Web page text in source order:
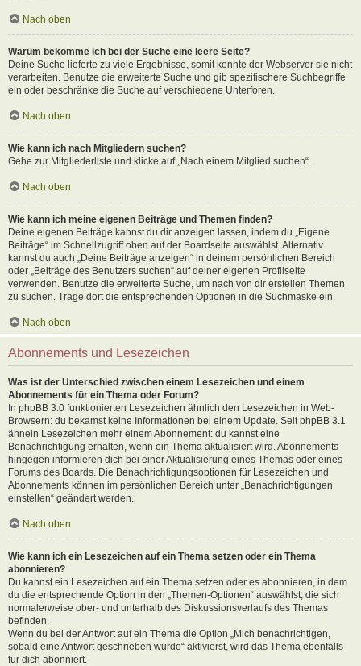
Nach oben
Warum bekomme ich bei der Suche eine leere Seite?
Deine Suche lieferte zu viele Ergebnisse, somit konnte der Webserver sie nicht
verarbeiten. Benutze die erweiterte Suche und gib spezifischere Suchbegriffe
ein oder beschränke die Suche auf verschiedene Unterforen.
Nach oben
Wie kann ich nach Mitgliedern suchen?
Gehe zur Mitgliederliste und klicke auf „Nach einem Mitglied suchen“.
Nach oben
Wie kann ich meine eigenen Beiträge und Themen finden?
Deine eigenen Beiträge kannst du dir anzeigen lassen, indem du „Eigene
Beiträge“ im Schnellzugriff oben auf der Boardseite auswählst. Alternativ
kannst du auch „Deine Beiträge anzeigen“ in deinem persönlichen Bereich
oder „Beiträge des Benutzers suchen“ auf deiner eigenen Profilseite
verwenden. Benutze die erweiterte Suche, um nach von dir erstellen Themen
zu suchen. Trage dort die entsprechenden Optionen in die Suchmaske ein.
Nach oben
Abonnements und Lesezeichen
Was ist der Unterschied zwischen einem Lesezeichen und einem
Abonnements für ein Thema oder Forum?
In phpBB 3.0 funktionierten Lesezeichen ähnlich den Lesezeichen in Web-
Browsern: du bekamst keine Informationen bei einem Update. Seit phpBB 3.1
ähneln Lesezeichen mehr einem Abonnement: du kannst eine
Benachrichtigung erhalten, wenn ein Thema aktualisiert wird. Abonnements
hingegen informieren dich bei einer Aktualisierung eines Themas oder eines
Forums des Boards. Die Benachrichtigungsoptionen für Lesezeichen und
Abonnements können im persönlichen Bereich unter „Benachrichtigungen
einstellen“ geändert werden.
Nach oben
Wie kann ich ein Lesezeichen auf ein Thema setzen oder ein Thema
abonnieren?
Du kannst ein Lesezeichen auf ein Thema setzen oder es abonnieren, in dem
du die entsprechende Option in den „Themen-Optionen“ auswählst, die sich
normalerweise ober- und unterhalb des Diskussionsverlaufs des Themas
befinden.
Wenn du bei der Antwort auf ein Thema die Option „Mich benachrichtigen,
sobald eine Antwort geschrieben wurde“ aktivierst, wird das Thema ebenfalls
für dich abonniert.